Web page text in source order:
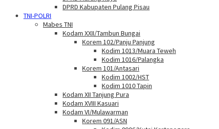
DPRD Kabupaten Pulang Pisau
TNI-POLRI
Mabes TNI
Kodam XXII/Tambun Bungai
Korem 102/Panju Panjung
Kodim 1013/Muara Teweh
Kodim 1016/Palangka
Korem 101/Antasari
Kodim 1002/HST
Kodim 1010 Tapin
Kodam XII Tanjung Pura
Kodam XVIII Kasuari
Kodam VI/Mulawarman
Korem 091/ASN